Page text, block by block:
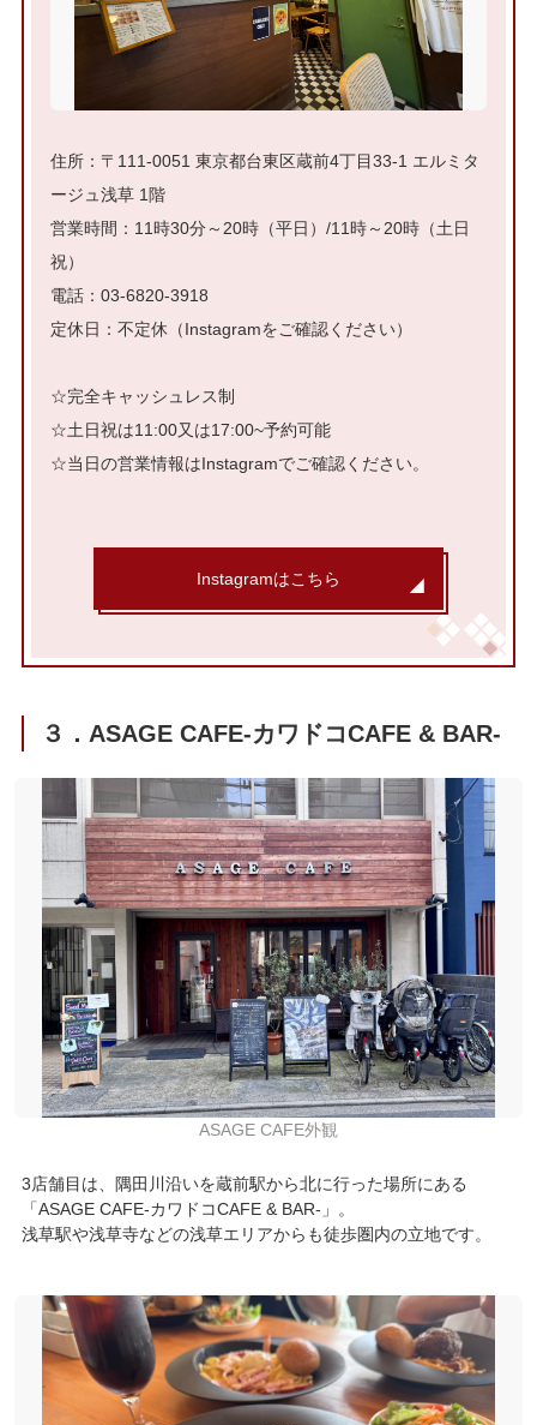
住所：〒111-0051 東京都台東区蔵前4丁目33-1 エルミタ
ージュ浅草 1階
営業時間：11時30分～20時（平日）/11時～20時（土日
祝）
電話：03-6820-3918
定休日：不定休（Instagramをご確認ください）
☆完全キャッシュレス制
☆土日祝は11:00又は17:00~予約可能
☆当日の営業情報はInstagramでご確認ください。
Instagramはこちら
３．ASAGE CAFE-カワドコCAFE & BAR-
ASAGE CAFE外観
3店舗目は、隅田川沿いを蔵前駅から北に行った場所にある
「ASAGE CAFE-カワドコCAFE & BAR-」。
浅草駅や浅草寺などの浅草エリアからも徒歩圏内の立地です。